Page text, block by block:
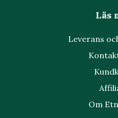
Läs
Leverans
Om